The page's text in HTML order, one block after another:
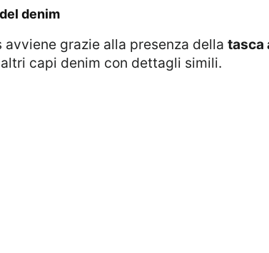
denim
avviene grazie alla presenza della tasca
capi denim con dettagli simili.